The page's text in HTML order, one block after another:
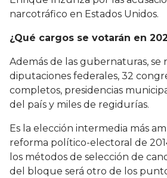
narcotráfico en Estados Unidos.
¿Qué cargos se votarán en
Además de las gubernaturas, se
diputaciones federales, 32
completos, presidencias
del país y miles de regidurías.
Es la elección intermedia más
reforma político-electoral de
los métodos de selección de
del bloque será otro de los